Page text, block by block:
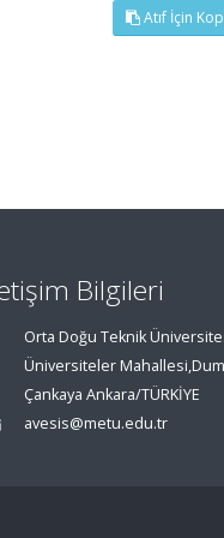
Atıf İçin
Bilgileri
Orta Doğu Teknik
Üniversiteler
Çankaya Ankara/TÜRKİYE
avesis@metu.edu.tr